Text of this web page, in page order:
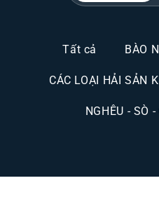
Tất cả BÀO
CÁC LOẠI HẢI SẢN
NGHÊU - SÒ -